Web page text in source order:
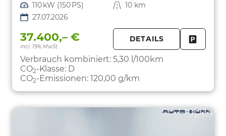
Leistung 110 kW (150 PS) Kilometerstand 10 km
27.07.2026
37.400,– €
incl. 19% MwSt.
DETAILS
Verbrauch kombiniert: 5,30 l/100km
CO2-Klasse: D
CO2-Emissionen: 120,00 g/km